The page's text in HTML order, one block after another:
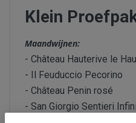
Klein
Maandwijnen:
- Château Hauterive le
- Il Feuduccio Pecorino
- Château Penin rosé
- San Giorgio Sentieri